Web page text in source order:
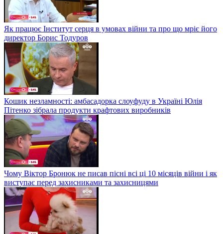
Як працює Інститут серця в умовах війни та про що мріє його
директор Борис Тодуров
Кошик незламності: амбасадорка слоуфуду в Україні Юлія
Пітенко зібрала продукти крафтових виробників
Чому Віктор Бронюк не писав пісні всі ці 10 місяців війни і як
виступає перед захисниками та захисницями